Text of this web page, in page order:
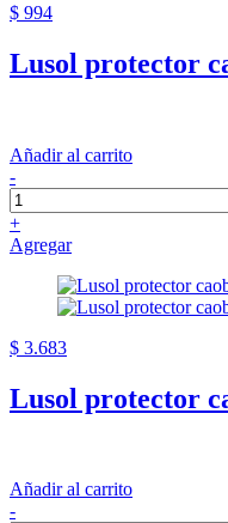
$ 994
Lusol protector
Añadir al carrito
-
+
Agregar
$ 3.683
Lusol protector
Añadir al carrito
-